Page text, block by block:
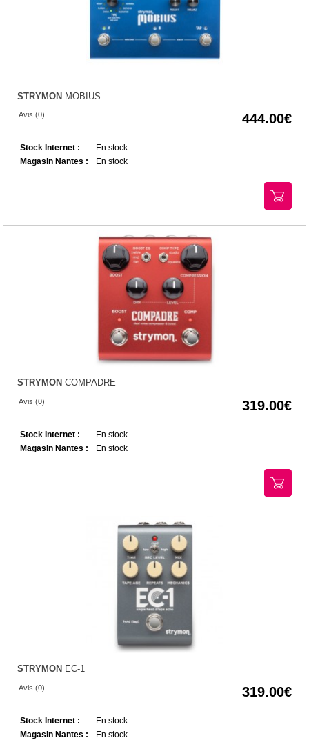
STRYMON MOBIUS
Avis (0) 444.00
Stock Internet :
En stock
Magasin Nantes :
En stock
STRYMON COMPADRE
Avis (0) 319.00
Stock Internet :
En stock
Magasin Nantes :
En stock
STRYMON EC-1
Avis (0) 319.00
Stock Internet :
En stock
Magasin Nantes :
En stock